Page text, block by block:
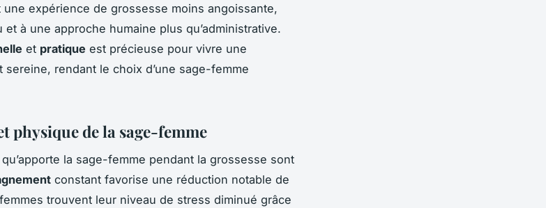
expérience de grossesse moins angoissante,
à une approche humaine plus qu’administrative.
et pratique est précieuse pour vivre une
rendant le choix d’une sage-femme
physique de la sage-femme
qu’apporte la sage-femme pendant la grossesse sont
constant favorise une réduction notable de
trouvent leur niveau de stress diminué grâce